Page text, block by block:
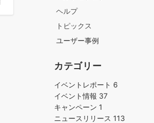
ヘルプ
トピックス
ユーザー事例
カテゴリー
イベントレポート 6
イベント情報 37
キャンペーン 1
ニュースリリース 113